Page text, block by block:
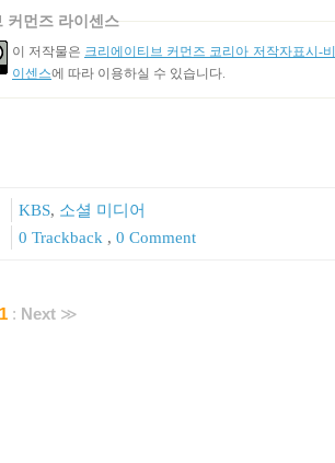
커먼즈 라이센스
이 저작물은 크리에이티브 커먼즈 코리아 저작자표시-
이센스에 따라 이용하실 수 있습니다.
KBS, 소셜 미디어
0 Trackback , 0 Comment
1 : Next ≫